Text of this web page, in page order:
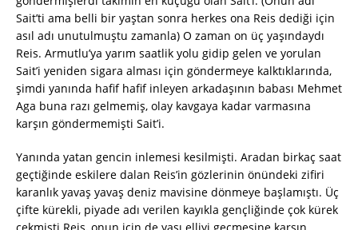
Sait’ti ama belli bir yaştan sonra herkes ona Reis dediği için
asıl adı unutulmuştu zamanla) O zaman on üç yaşındaydı
Reis. Armutlu’ya yarım saatlik yolu gidip gelen ve yorulan
Sait’i yeniden sigara alması için göndermeye kalktıklarında,
şimdi yanında hafif hafif inleyen arkadaşının babası Mehmet
Aga buna razı gelmemiş, olay kavgaya kadar varmasına
karşın göndermemişti Sait’i.
Yanında yatan gencin inlemesi kesilmişti. Aradan birkaç saat
geçtiğinde eskilere dalan Reis’in gözlerinin önündeki zifiri
karanlık yavaş yavaş deniz mavisine dönmeye başlamıştı. Üç
çifte kürekli, piyade adı verilen kayıkla gençliğinde çok kürek